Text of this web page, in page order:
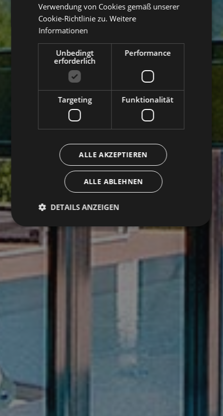
Verwendung von Cookies gemäß unserer
Cookie-Richtlinie zu. Weitere
Informationen
Unbedingt
erforderlich
Performance
Targeting Funktionalität
ALLE AKZEPTIEREN
ALLE ABLEHNEN
DETAILS ANZEIGEN